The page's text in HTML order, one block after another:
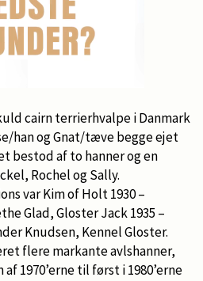
cairn terrierhvalpe i Danmark
han og Gnat/tæve begge ejet
bestod af to hanner og en
Rochel og Sally.
var Kim of Holt 1930 –
Glad, Gloster Jack 1935 –
Knudsen, Kennel Gloster.
flere markante avlshanner,
1970’erne til først i 1980’erne